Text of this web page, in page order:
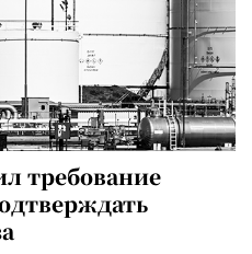
требование